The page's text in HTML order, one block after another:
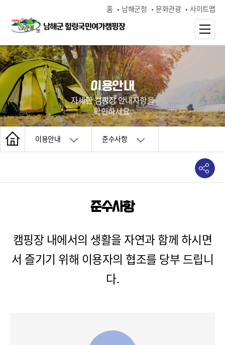
홈 남해군청 문화관광 사이트맵
이용안내
자세한 캠핑장 안내사항을
확인하세요.
이용안내 준수사항
준수사항
캠핑장 내에서의 생활을 자연과 함께 하시면
서 즐기기 위해 이용자의 협조를 당부 드립니
다.